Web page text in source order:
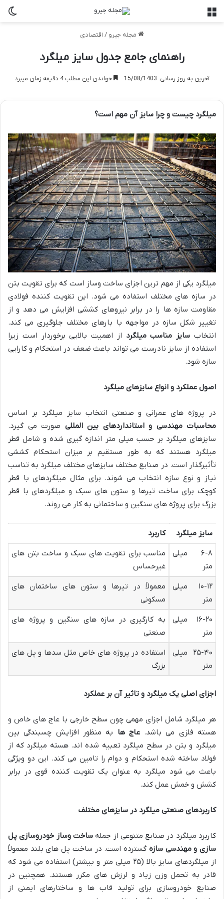
مجله جیرو / اقتصادی
راهنمای جامع جدول سایز میلگرد
آخرین به روز رسانی: 15/08/1403 خواندن این مطلب 4 دقیقه زمان میبرد
میلگرد چیست و چرا سایز آن مهم است؟
میلگرد یکی از مهم ترین اجزای ساخت وساز است که برای تقویت بتن
در سازه های مختلف استفاده می شود. این تقویت کننده فولادی
مقاومت سازه ها را در برابر نیروهای کششی افزایش می دهد و از
تغییر شکل سازه در مواجهه با بارهای مختلف جلوگیری می کند.
انتخاب سایز مناسب میلگرد از اهمیت بالایی برخوردار است زیرا
استفاده از سایز نادرست می تواند باعث ضعف در استحکام و کارایی
سازه شود.
اصول عملکرد و انواع سایزهای میلگرد
در پروژه های عمرانی و صنعتی انتخاب سایز میلگرد بر اساس
محاسبات مهندسی و استانداردهای بین المللی صورت می گیرد.
سایزهای میلگرد بر حسب میلی متر اندازه گیری شده و شامل قطر
میلگرد هستند که به طور مستقیم بر میزان استحکام کششی
تأثیرگذار است. در صنایع مختلف سایزهای مختلف میلگرد به تناسب
نیاز و نوع سازه انتخاب می شوند. برای مثال میلگردهای با قطر
کوچک برای ساخت تیرها و ستون های سبک و میلگردهای با قطر
بزرگ برای پروژه های سنگین و ساختمانی به کار می روند.
سایز میلگرد
کاربرد
۶-۸ میلی
متر
مناسب برای تقویت های سبک و ساخت بتن های
غیرحساس
۱۰-۱۲ میلی
متر
معمولاً در تیرها و ستون های ساختمان های
مسکونی
۱۶-۲۰ میلی
متر
به کارگیری در سازه های سنگین و پروژه های
صنعتی
۲۵-۴۰ میلی
متر
استفاده در پروژه های خاص مثل سدها و پل های
بزرگ
اجزای اصلی یک میلگرد و تاثیر آن بر عملکرد
هر میلگرد شامل اجزای مهمی چون سطح خارجی با عاج های خاص و
هسته فلزی می باشد.عاج ها به منظور افزایش چسبندگی بین
میلگرد و بتن در سطح میلگرد تعبیه شده اند. هسته میلگرد که از
فولاد ساخته شده استحکام و دوام را تامین می کند. این دو ویژگی
باعث می شود میلگرد به عنوان یک تقویت کننده قوی در برابر
کشش و خمش عمل کند.
کاربردهای صنعتی میلگرد در سایزهای مختلف
کاربرد میلگرد در صنایع متنوعی از جملهساخت وساز خودروسازی پل
سازی و مهندسی سازه گسترده است. در ساخت پل های بلند معمولاً
از میلگردهای سایز بالا (۲۵ میلی متر و بیشتر) استفاده می شود که
قادر به تحمل وزن زیاد و لرزش های مکرر هستند. همچنین در
صنایع خودروسازی برای تولید قاب ها و ساختارهای ایمنی از